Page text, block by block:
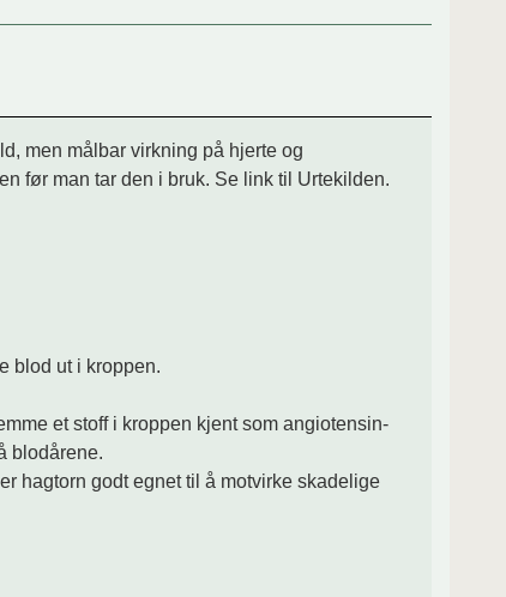
men målbar virkning på hjerte og
før man tar den i bruk. Se link til Urtekilden.
blod ut i kroppen.
et stoff i kroppen kjent som angiotensin-
blodårene.
hagtorn godt egnet til å motvirke skadelige